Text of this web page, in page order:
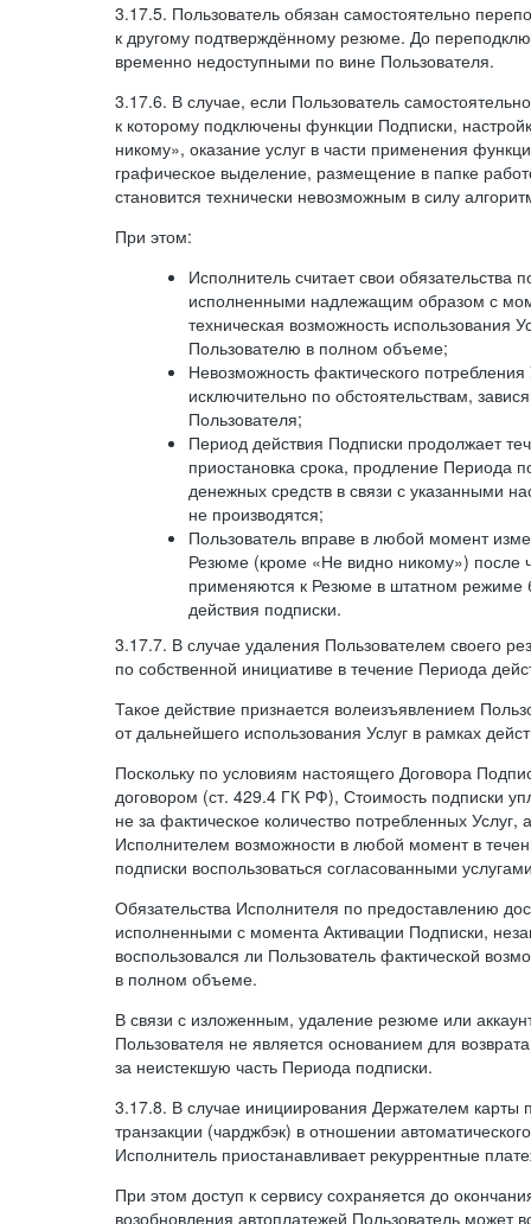
3.17.5. Пользователь обязан самостоятельно
к другому подтверждённому резюме. До
временно недоступными по вине Пользователя.
3.17.6. В случае, если Пользователь
к которому подключены функции Подписки,
никому», оказание услуг в части применения
графическое выделение, размещение в папке
становится технически невозможным в силу
При этом:
Исполнитель считает свои обязательства
исполненными надлежащим образом с
техническая возможность использования
Пользователю в полном объеме;
Невозможность фактического потребления
исключительно по обстоятельствам,
Пользователя;
Период действия Подписки продолжает
приостановка срока, продление Периода
денежных средств в связи с указанными
не производятся;
Пользователь вправе в любой момент
Резюме (кроме «Не видно никому») после
применяются к Резюме в штатном режиме
действия подписки.
3.17.7. В случае удаления Пользователем своего
по собственной инициативе в течение Периода
Такое действие признается волеизъявлением
от дальнейшего использования Услуг в рамках
Поскольку по условиям настоящего Договора
договором (ст. 429.4 ГК РФ), Стоимость подписки
не за фактическое количество потребленных Услуг,
Исполнителем возможности в любой момент в
подписки воспользоваться согласованными
Обязательства Исполнителя по предоставлению
исполненными с момента Активации Подписки,
воспользовался ли Пользователь фактической
в полном объеме.
В связи с изложенным, удаление резюме или
Пользователя не является основанием для
за неистекшую часть Периода подписки.
3.17.8. В случае инициирования Держателем карты
транзакции (чарджбэк) в отношении
Исполнитель приостанавливает рекуррентные
При этом доступ к сервису сохраняется до
возобновления автоплатежей Пользователь может